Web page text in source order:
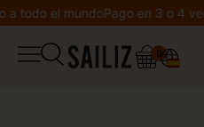
todo el mundoPago en 3 o 4
0